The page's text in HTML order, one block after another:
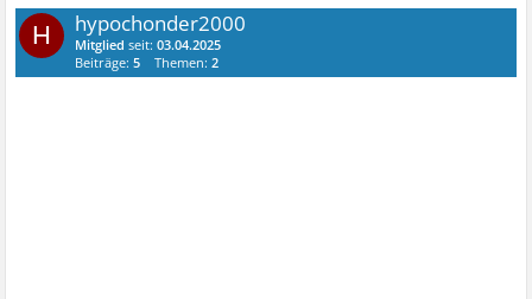
H hypochonder2000
Mitglied seit:03.04.2025
Beiträge:5 Themen:2